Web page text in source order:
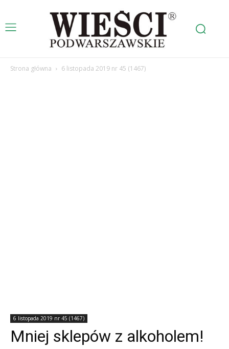
Strona główna 6 listopada 2019 nr 45 (1467)
6 listopada 2019 nr 45 (1467)
Mniej sklepów z alkoholem!